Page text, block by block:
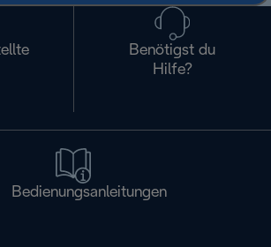
Benötigst du
Hilfe?
Bedienungsanleitungen